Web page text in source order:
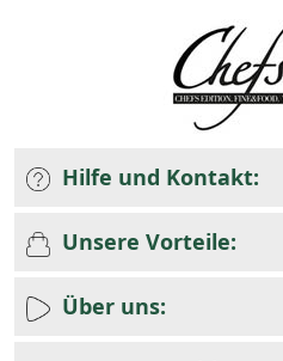
Hilfe und Kontakt:
Unsere Vorteile:
Über uns: